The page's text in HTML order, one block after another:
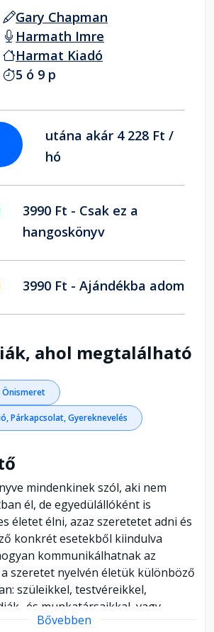
Gary Chapman
Harmath Imre
Harmat Kiadó
5 ó 9 p
utána akár 4 228 Ft /
hó
3990 Ft - Csak ez a
hangoskönyv
3990 Ft - Ajándékba adom
ahol megtalálható
Önismeret
Párkapcsolat, Gyereknevelés
mindenkinek szól, aki nem
él, de egyedülállóként is
életet élni, azaz szeretetet adni és
konkrét esetekből kiindulva
kommunikálhatnak az
szeretet nyelvén életük különböző
szüleikkel, testvéreikkel,
és munkatársaikkal, vagy
szülőként a gyermekükkel.
Bővebben